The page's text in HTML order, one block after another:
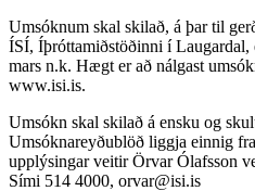
Umsóknum skal skilað, á þar til
ÍSÍ, Íþróttamiðstöðinni í Laugardal,
mars n.k. Hægt er að nálgast
www.isi.is.
Umsókn skal skilað á ensku og
Umsóknareyðublöð liggja einnig
upplýsingar veitir Örvar Ólafsson
Sími 514 4000, orvar@isi.is